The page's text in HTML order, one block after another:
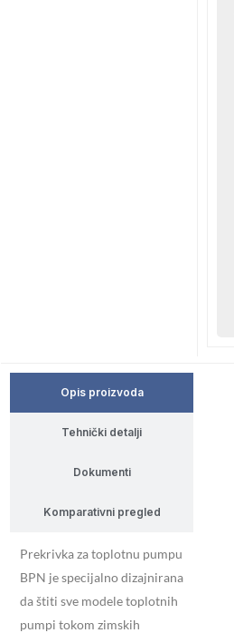
Opis proizvoda
Tehnički detalji
Dokumenti
Komparativni pregled
Prekrivka za toplotnu pumpu
BPN je specijalno dizajnirana
da štiti sve modele toplotnih
pumpi tokom zimskih